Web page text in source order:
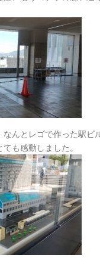
んとレゴで作った駅ビ
も感動しました。